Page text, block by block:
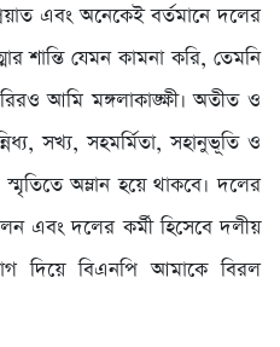
এবং অনেকেই বর্তমানে দলের
শান্তি যেমন কামনা করি, তেমনি
আমি মঙ্গলাকাঙ্ক্ষী। অতীত ও
সখ্য, সহমর্মিতা, সহানুভূতি ও
অম্লান হয়ে থাকবে। দলের
এবং দলের কর্মী হিসেবে দলীয়
দিয়ে বিএনপি আমাকে বিরল